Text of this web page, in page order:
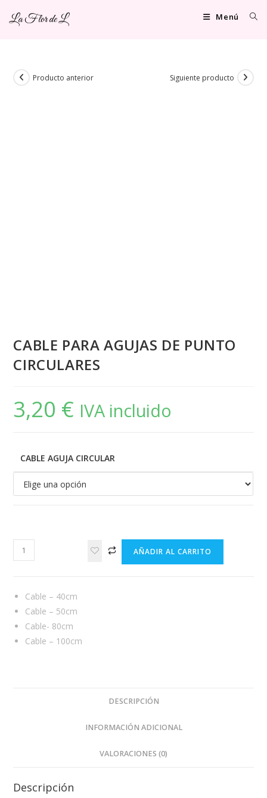
La Flor de L Menú
Producto anterior Siguiente producto
CABLE PARA AGUJAS DE PUNTO
CIRCULARES
3,20 € IVA incluido
CABLE AGUJA CIRCULAR
CABLE
PARA
PUNTO
CIRCULARES
cantidad
AÑADIR AL CARRITO
Cable – 40cm
Cable – 50cm
Cable- 80cm
Cable – 100cm
DESCRIPCIÓN
INFORMACIÓN ADICIONAL
VALORACIONES (0)
Descripción